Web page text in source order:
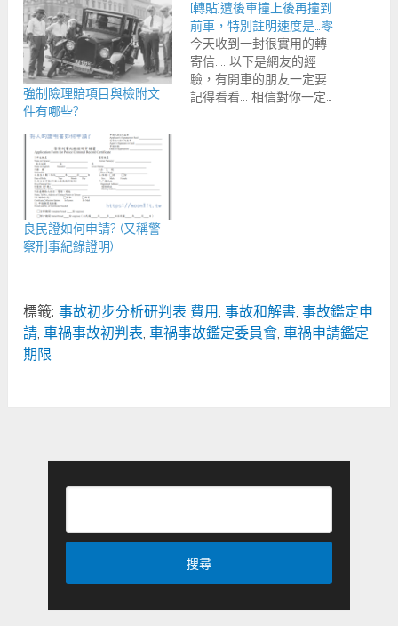
強制險理賠項目與檢附文
件有哪些?
[轉貼]遭後車撞上後再撞到
前車，特別註明速度是…零
今天收到一封很實用的轉
寄信.... 以下是網友的經
驗，有開車的朋友一定要
記得看看... 相信對你一定…
良民證如何申請? (又稱警
察刑事紀錄證明)
標籤: 事故初步分析研判表 費用,事故和解書,事故鑑定申
請,車禍事故初判表,車禍事故鑑定委員會,車禍申請鑑定
期限